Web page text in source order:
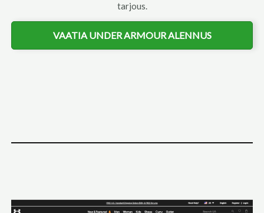
tarjous.
VAATIA UNDER ARMOUR ALENNUS